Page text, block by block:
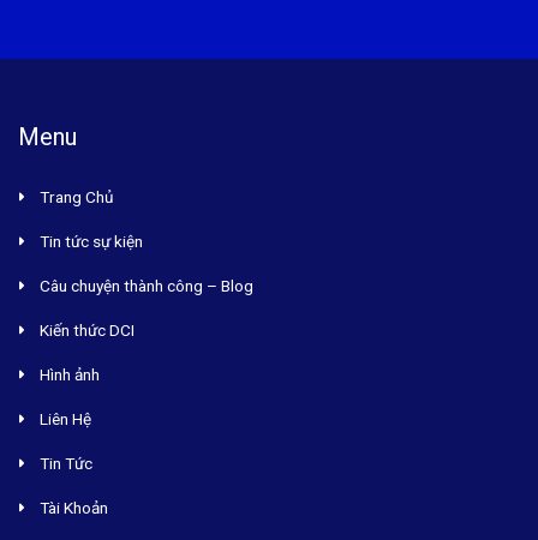
Menu
Trang Chủ
Tin tức sự kiện
Câu chuyện thành công – Blog
Kiến thức DCI
Hình ảnh
Liên Hệ
Tin Tức
Tài Khoản